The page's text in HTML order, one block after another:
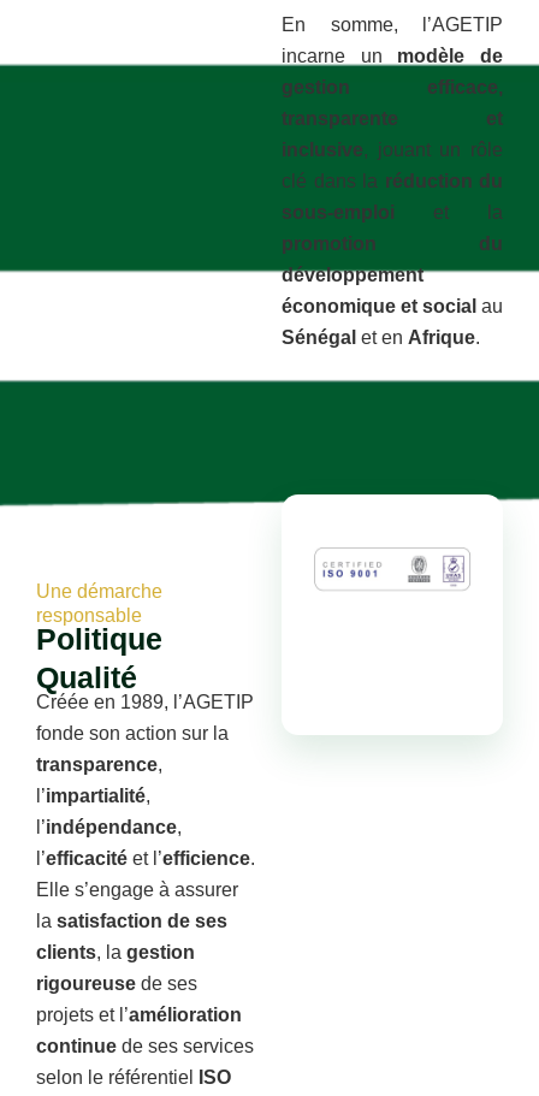
En somme, l’AGETIP
incarne un modèle de
gestion efficace,
transparente et
inclusive, jouant un rôle
clé dans la réduction du
sous-emploi et la
promotion du
développement
économique et social au
Sénégal et en Afrique.
Une démarche
responsable
Politique
Qualité
Créée en 1989, l’AGETIP
fonde son action sur la
transparence,
l’impartialité,
l’indépendance,
l’efficacité et l’efficience.
Elle s’engage à assurer
la satisfaction de ses
clients, la gestion
rigoureuse de ses
projets et l’amélioration
continue de ses services
selon le référentiel
ISO